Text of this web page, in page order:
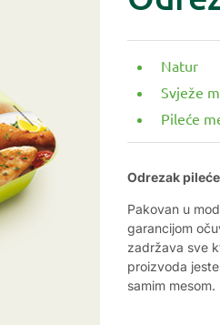
Natur
Svježe
Pileće
Odrezak
Pakovan u
garancijom
zadržava sve
proizvoda
samim mesom.